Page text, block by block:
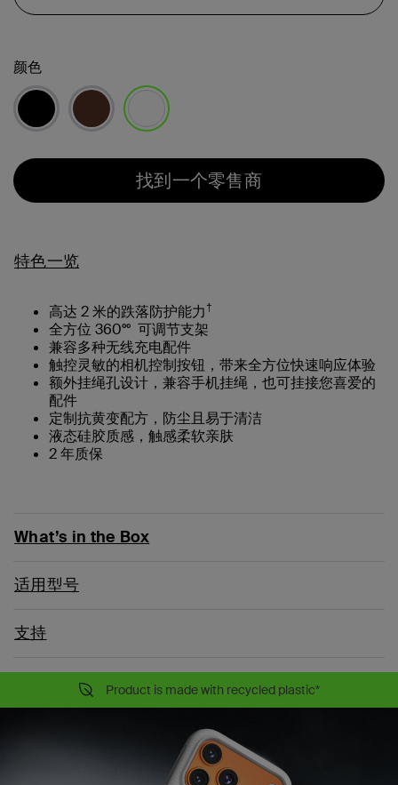
颜色
找到一个零售商
特色一览
高达 2 米的跌落防护能力†
全方位 360°° 可调节支架
兼容多种无线充电配件
触控灵敏的相机控制按钮，带来全方位快速响应体验
额外挂绳孔设计，兼容手机挂绳，也可挂接您喜爱的
配件
定制抗黄变配方，防尘且易于清洁
液态硅胶质感，触感柔软亲肤
2 年质保
What’s in the Box
适用型号
支持
Product is made with recycled plastic*